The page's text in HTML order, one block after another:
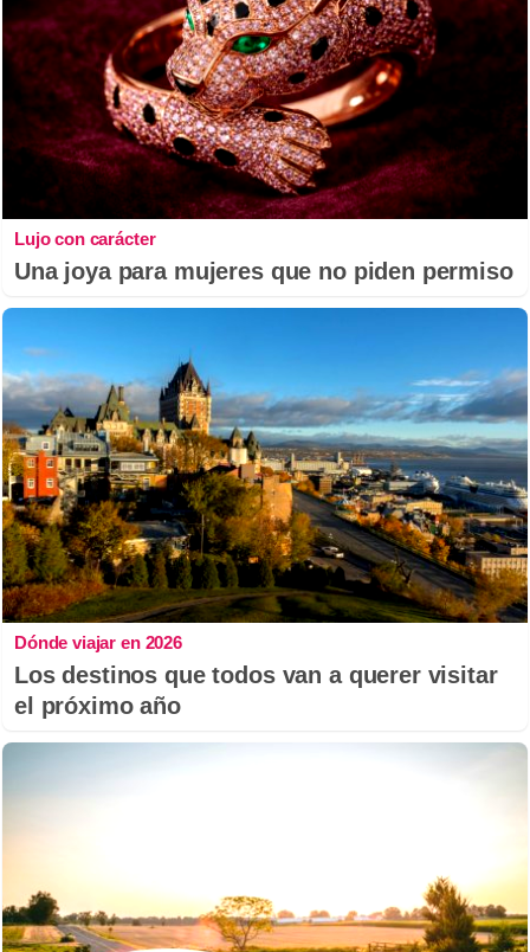
Lujo con carácter
Una joya para mujeres que no piden permiso
Dónde viajar en 2026
Los destinos que todos van a querer visitar
el próximo año